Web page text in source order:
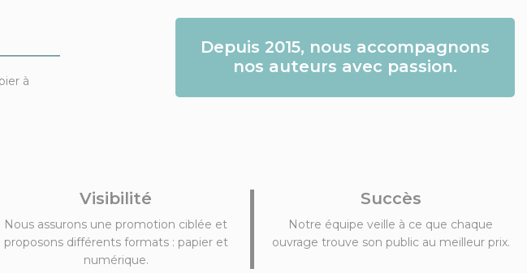
à
Depuis 2015, nous accompagnons
nos auteurs avec passion.
Visibilité
Nous assurons une promotion ciblée et
proposons différents formats : papier et
numérique.
Succès
Notre équipe veille à ce que chaque
ouvrage trouve son public au meilleur prix.